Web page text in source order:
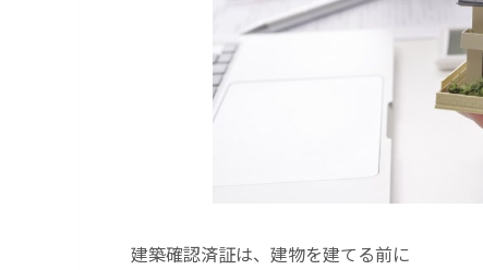
建築確認済証は、建物を建てる前に